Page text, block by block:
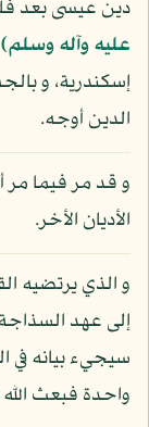
دين عيسى بعد
عليه وآله وسلم)
إسكندرية، و
الدين أوجه.
و قد مر فيما مر
الأديان الأخر.
و الذي يرتضيه
إلى عهد
سيجيء بيانه في
واحدة فبعث الله